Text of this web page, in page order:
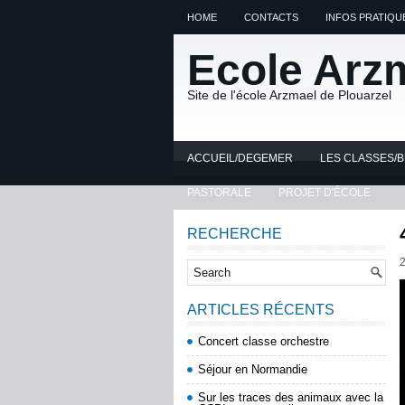
HOME CONTACTS INFOS
Ecole
Site de l'école Arzmael de Plouarzel
ACCUEIL/DEGEMER LES CLASSES/
PASTORALE PROJET D'ÉCOLE
RECHERCHE
ARTICLES RÉCENTS
Concert classe orchestre
Séjour en Normandie
Sur les traces des animaux avec la